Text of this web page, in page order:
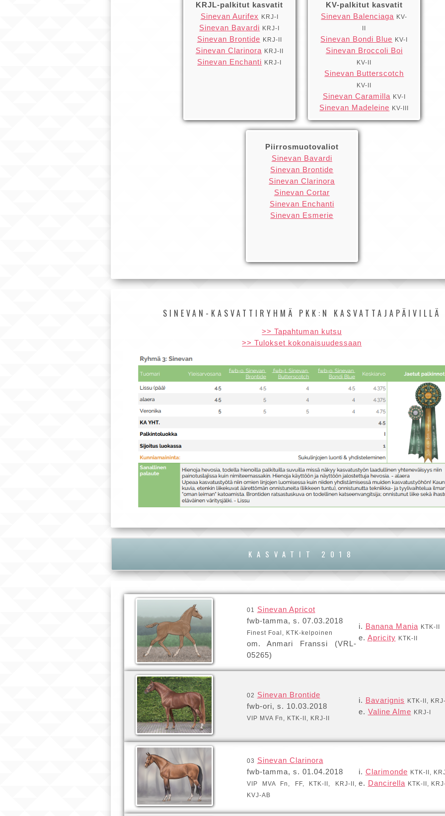
KRJL-palkitut kasvatit
Sinevan Aurifex KRJ-I
Sinevan Bavardi KRJ-I
Sinevan Brontide KRJ-II
Sinevan Clarinora KRJ-II
Sinevan Enchanti KRJ-I
KV-palkitut kasvatit
Sinevan Balenciaga KV-
II
Sinevan Bondi Blue KV-I
Sinevan Broccoli Boi
KV-II
Sinevan Butterscotch
KV-II
Sinevan Caramilla KV-I
Sinevan Madeleine KV-III
Piirrosmuotovaliot
Sinevan Bavardi
Sinevan Brontide
Sinevan Clarinora
Sinevan Cortar
Sinevan Enchanti
Sinevan Esmerie
SINEVAN-KASVATTIRYHMÄ PKK:N KASVATTAJAPÄIVILLÄ
>> Tapahtuman kutsu
>> Tulokset kokonaisuudessaan
KASVATIT 2018
01 Sinevan Apricot
fwb-tamma, s. 07.03.2018
Finest Foal, KTK-kelpoinen
om. Anmari Franssi (VRL-
05265)
i. Banana Mania KTK-II
e. Apricity KTK-II
02 Sinevan Brontide
fwb-ori, s. 10.03.2018
VIP MVA Fn, KTK-II, KRJ-II
i. Bavarignis KTK-II,
e. Valine Alme KRJ-I
03 Sinevan Clarinora
fwb-tamma, s. 01.04.2018
VIP MVA Fn, FF, KTK-II, KRJ-II,
KVJ-AB
i. Clarimonde KTK-II,
e. Dancirella KTK-II,